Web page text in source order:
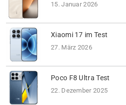
15. Januar 2026
Xiaomi 17 im Test
27. März 2026
Poco F8 Ultra Test
22. Dezember 2025